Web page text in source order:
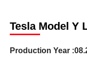
Tesla Model Y
Production Year :